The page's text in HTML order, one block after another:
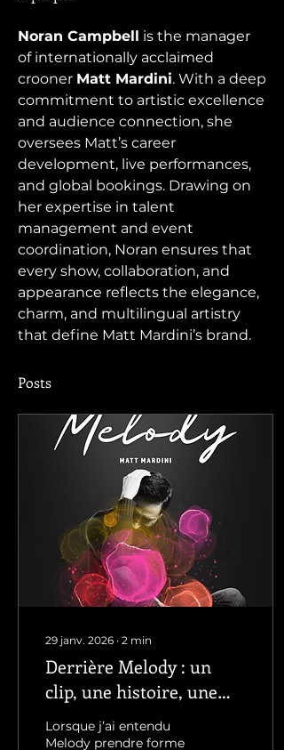
Noran Campbell is the manager
of internationally acclaimed
crooner Matt Mardini. With a deep
commitment to artistic excellence
and audience connection, she
oversees Matt’s career
development, live performances,
and global bookings. Drawing on
her expertise in talent
management and event
coordination, Noran ensures that
every show, collaboration, and
appearance reflects the elegance,
charm, and multilingual artistry
that define Matt Mardini’s brand.
Posts
29 janv. 2026 ∙ 2 min
Derrière Melody : un
clip, une histoire, une
première danse
Lorsque j’ai entendu
Melody prendre forme